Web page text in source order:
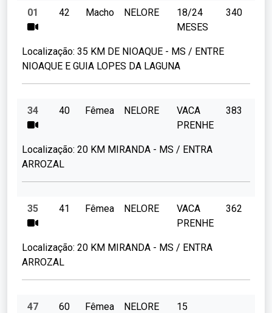
01 42 Macho NELORE
18/24
MESES
340
Localização: 35 KM DE NIOAQUE - MS / ENTRE
NIOAQUE E GUIA LOPES DA LAGUNA
34 40 Fêmea NELORE
VACA
PRENHE
383
Localização: 20 KM MIRANDA - MS / ENTRA
ARROZAL
35 41 Fêmea NELORE
VACA
PRENHE
362
Localização: 20 KM MIRANDA - MS / ENTRA
ARROZAL
47 60 Fêmea NELORE
15